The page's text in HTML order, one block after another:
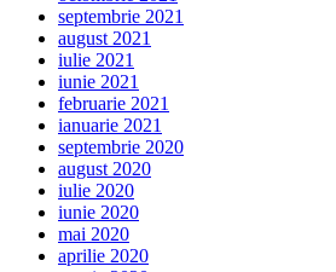
septembrie 2021
august 2021
iulie 2021
iunie 2021
februarie 2021
ianuarie 2021
septembrie 2020
august 2020
iulie 2020
iunie 2020
mai 2020
aprilie 2020